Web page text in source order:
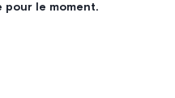
pour le moment.